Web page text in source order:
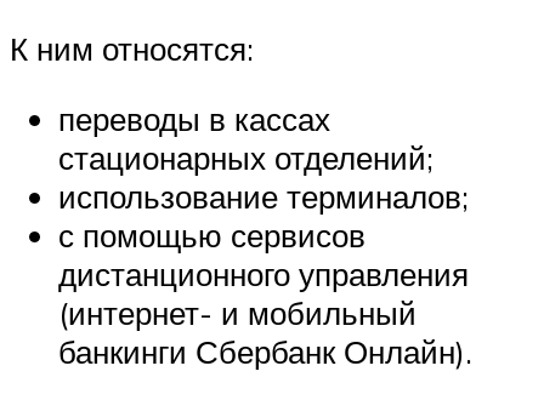
К ним относятся:
переводы в кассах
стационарных отделений;
использование терминалов;
с помощью сервисов
дистанционного управления
(интернет- и мобильный
банкинги Сбербанк Онлайн).